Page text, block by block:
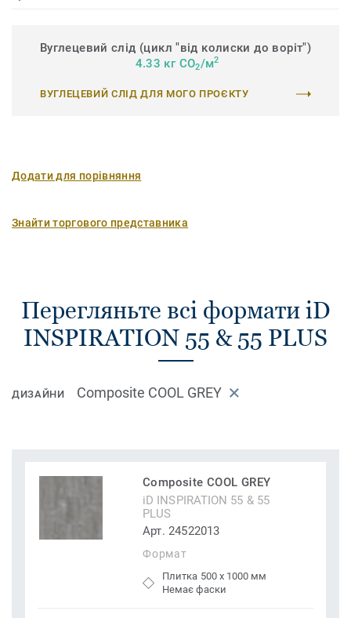
Вуглецевий слід (цикл "від колиски до воріт")
4.33 кг CO2/м2
ВУГЛЕЦЕВИЙ СЛІД ДЛЯ МОГО ПРОЄКТУ
Додати для порівняння
Знайти торгового представника
Перегляньте всі формати iD
INSPIRATION 55 & 55 PLUS
ДИЗАЙНИ Composite COOL GREY
Composite COOL GREY
iD INSPIRATION 55 & 55
PLUS
Арт. 24522013
Формат
Плитка 500 x 1000 мм
Немає фаски